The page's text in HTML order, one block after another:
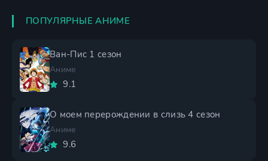
ПОПУЛЯРНЫЕ АНИМЕ
Ван-Пис 1 сезон
Аниме
9.1
О моем перерождении в слизь 4 сезон
Аниме
9.6